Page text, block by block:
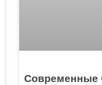
Современные